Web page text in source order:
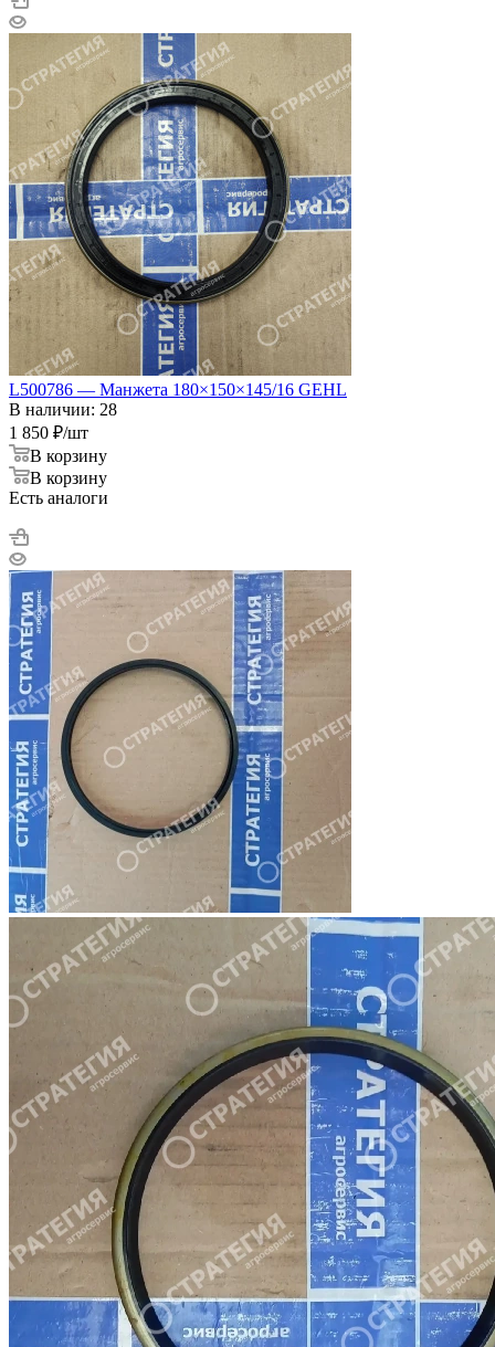
L500786 — Манжета 180×150×145/16 GEHL
В наличии: 28
1 850 ₽/шт
В корзину
В корзину
Есть аналоги